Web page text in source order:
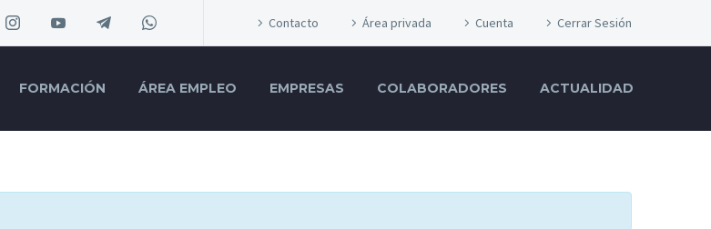
Contacto Área privada Cuenta Cerrar Sesión
FORMACIÓN ÁREA EMPLEO EMPRESAS COLABORADORES ACTUALIDAD